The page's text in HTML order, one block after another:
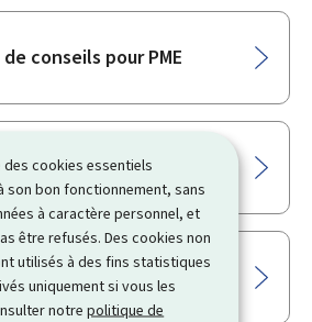
des cookies essentiels
son bon fonctionnement, sans
à caractère personnel, et
être refusés. Des cookies non
utilisés à des fins statistiques
uniquement si vous les
notrepolitique de
conseils pour PME
à une foire
aux dommages
calamités naturelles